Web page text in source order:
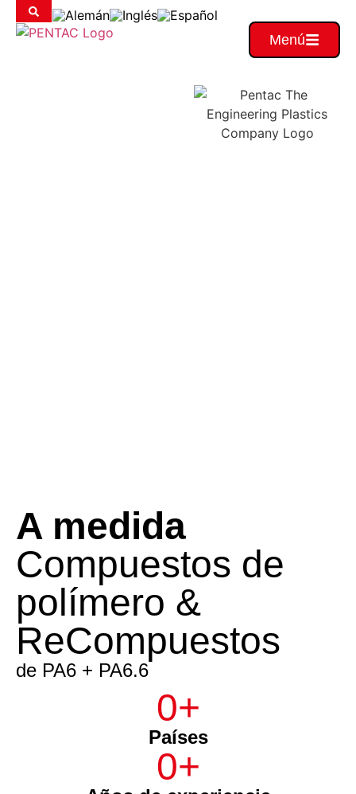
Menú
POLÍMERO
A medida
Compuestos de
polímero &
ReCompuestos
de PA6 + PA6.6
Países
0+
0+